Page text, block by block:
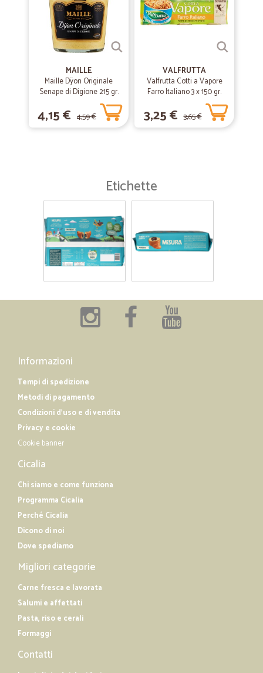
MAILLE
Maille Dÿon Originale
Senape di Digione 215 gr.
4,15 € 4,59 €
VALFRUTTA
Valfrutta Cotti a Vapore
Farro Italiano 3 x 150 gr.
3,25 € 3,65 €
Etichette
Informazioni
Tempi di spedizione
Metodi di pagamento
Condizioni d'uso e di vendita
Privacy e cookie
Cookie banner
Cicalia
Chi siamo e come funziona
Programma Cicalia
Perché Cicalia
Dicono di noi
Dove spediamo
Migliori categorie
Carne fresca e lavorata
Salumi e affettati
Pasta, riso e cerali
Formaggi
Contatti